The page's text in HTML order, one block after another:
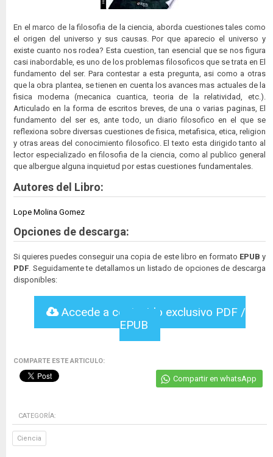
En el marco de la filosofia de la ciencia, aborda cuestiones tales como
el origen del universo y sus causas. Por que aparecio el universo y
existe cuanto nos rodea? Esta cuestion, tan esencial que se nos figura
casi inabordable, es uno de los problemas filosoficos que se trata en El
fundamento del ser. Para contestar a esta pregunta, asi como a otras
que la obra plantea, se tienen en cuenta los avances mas actuales de la
fisica moderna (mecanica cuantica, teoria de la relatividad, etc.).
Articulado en la forma de escritos breves, de una o varias paginas, El
fundamento del ser es, ante todo, un diario filosofico en el que se
reflexiona sobre diversas cuestiones de fisica, metafisica, etica, religion
y otras areas del conocimiento filosofico. El texto esta dirigido tanto al
lector especializado en filosofia de la ciencia, como al publico general
que albergue alguna inquietud por estas cuestiones fundamentales.
Autores del Libro:
Lope Molina Gomez
Opciones de descarga:
Si quieres puedes conseguir una copia de este libro en formato EPUB y
PDF . Seguidamente te detallamos un listado de opciones de descarga
disponibles:
Accede a contenido exclusivo PDF /
EPUB
COMPARTE ESTE ARTICULO:
Compartir en whatsApp
CATEGORÍA:
Ciencia